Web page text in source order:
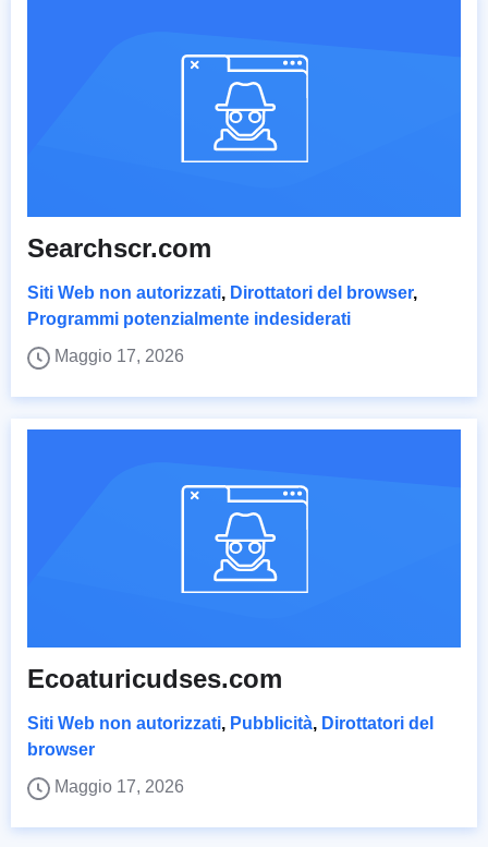
Searchscr.com
Siti Web non autorizzati, Dirottatori del browser,
Programmi potenzialmente indesiderati
Maggio 17, 2026
Ecoaturicudses.com
Siti Web non autorizzati, Pubblicità, Dirottatori del
browser
Maggio 17, 2026